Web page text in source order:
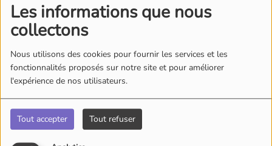
Les informations que nous
collectons
Nous utilisons des cookies pour fournir les services et les
fonctionnalités proposés sur notre site et pour améliorer
l'expérience de nos utilisateurs.
Tout accepter Tout refuser